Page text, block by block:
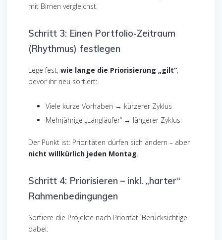
mit Birnen vergleichst.
Schritt 3: Einen Portfolio-Zeitraum
(Rhythmus) festlegen
Lege fest, wie lange die Priorisierung „gilt“,
bevor ihr neu sortiert:
Viele kurze Vorhaben → kürzerer Zyklus
Mehrjährige „Langläufer“ → längerer Zyklus
Der Punkt ist: Prioritäten dürfen sich ändern – aber
nicht willkürlich jeden Montag.
Schritt 4: Priorisieren – inkl. „harter“
Rahmenbedingungen
Sortiere die Projekte nach Priorität. Berücksichtige
dabei: